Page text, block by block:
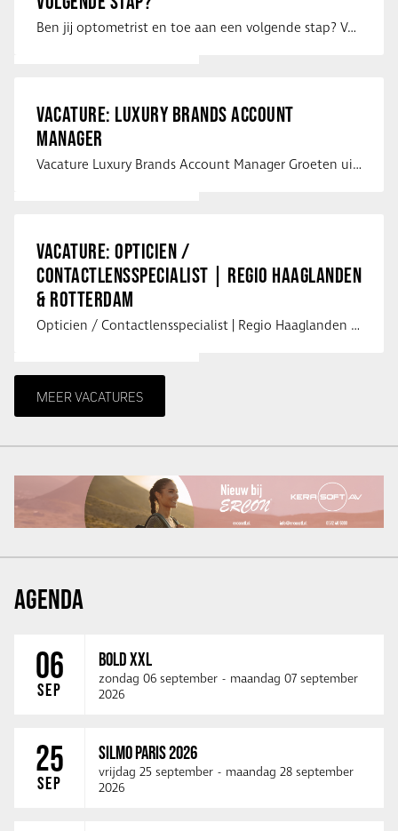
Ben jij optometrist en toe aan een volgende stap? Voor een optiekketen is Eye …
VACATURE: LUXURY BRANDS ACCOUNT
MANAGER
Vacature Luxury Brands Account Manager Groeten uit Spanje! Vanaf mijn …
VACATURE: OPTICIEN /
CONTACTLENSSPECIALIST | REGIO HAAGLANDEN
& ROTTERDAM
Opticien / Contactlensspecialist | Regio Haaglanden & Rotterdam Saludos uit …
MEER VACATURES
AGENDA
06
SEP
BOLD XXL
zondag 06 september - maandag 07 september
2026
25
SEP
SILMO PARIS 2026
vrijdag 25 september - maandag 28 september
2026